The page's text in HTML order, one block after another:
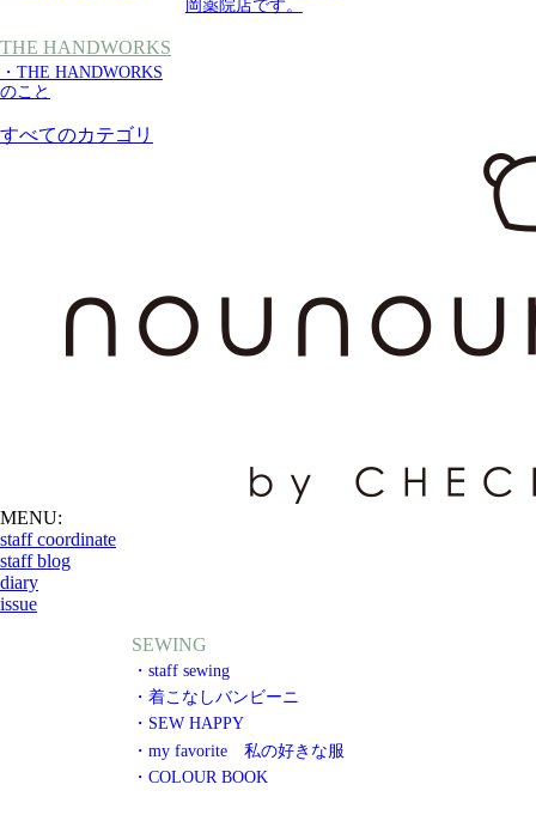
岡薬院店です。
THE HANDWORKS
・THE HANDWORKS
のこと
すべてのカテゴリ
MENU:
staff coordinate
staff blog
diary
issue
SEWING
・staff sewing
・着こなしバンビーニ
・SEW HAPPY
・my favorite 私の好きな服
・COLOUR BOOK